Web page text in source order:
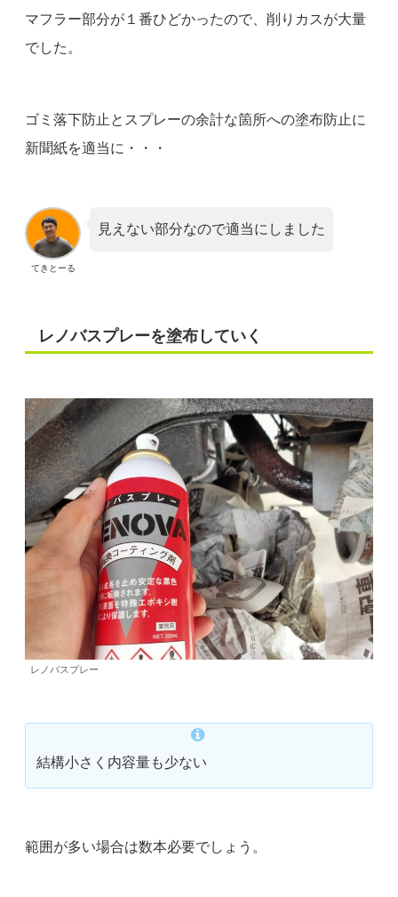
マフラー部分が１番ひどかったので、削りカスが大量
でした。
ゴミ落下防止とスプレーの余計な箇所への塗布防止に
新聞紙を適当に・・・
てきとーる
見えない部分なので適当にしました
レノバスプレーを塗布していく
レノバスプレー
結構小さく内容量も少ない
範囲が多い場合は数本必要でしょう。